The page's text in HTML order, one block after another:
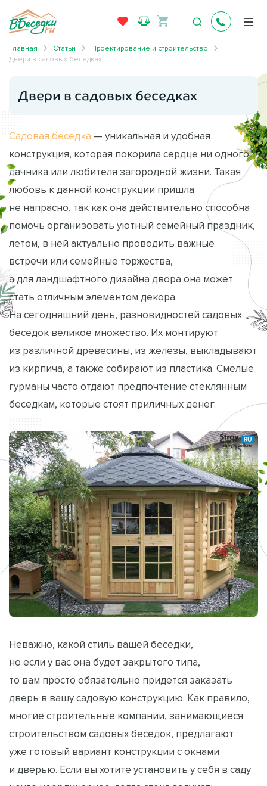
Главная Статьи
Проектирование и строительство
Двери в садовых беседках
Двери в садовых беседках
Садовая беседка — уникальная и удобная
конструкция, которая покорила сердце ни одного
дачника или любителя загородной жизни. Такая
любовь к данной конструкции пришла
не напрасно, так как она действительно способна
помочь организовать уютный семейный праздник,
летом, в ней актуально проводить важные
встречи или семейные торжества,
а для ландшафтного дизайна двора она может
стать отличным элементом декора.
На сегодняшний день, разновидностей садовых
беседок великое множество. Их монтируют
из различной древесины, из железы, выкладывают
из кирпича, а также собирают из пластика. Смелые
гурманы часто отдают предпочтение стеклянным
беседкам, которые стоят приличных денег.
Неважно, какой стиль вашей беседки,
но если у вас она будет закрытого типа,
то вам просто обязательно придется заказать
дверь в вашу садовую конструкцию. Как правило,
многие строительные компании, занимающиеся
строительством садовых беседок, предлагают
уже готовый вариант конструкции с окнами
и дверью. Если вы хотите установить у себя в саду